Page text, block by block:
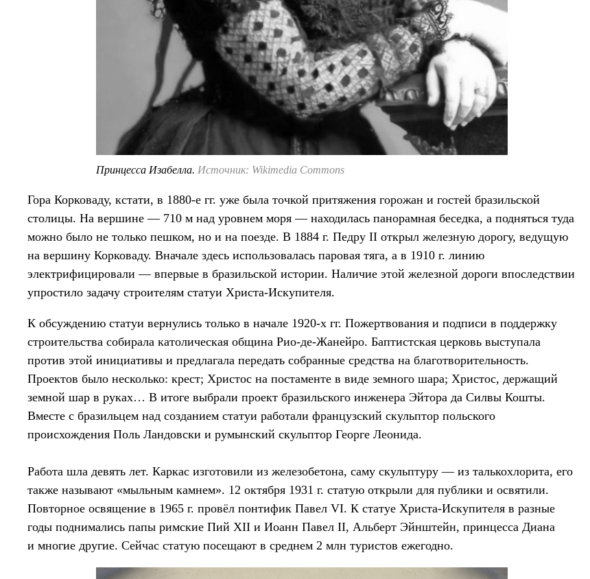
Принцесса Изабелла. Источник: Wikimedia Commons
Гора Корковаду, кстати, в 1880-е гг. уже была точкой притяжения горожан и гостей бразильской
столицы. На вершине — 710 м над уровнем моря — находилась панорамная беседка, а подняться туда
можно было не только пешком, но и на поезде. В 1884 г. Педру II открыл железную дорогу, ведущую
на вершину Корковаду. Вначале здесь использовалась паровая тяга, а в 1910 г. линию
электрифицировали — впервые в бразильской истории. Наличие этой железной дороги впоследствии
упростило задачу строителям статуи Христа-Искупителя.
К обсуждению статуи вернулись только в начале 1920-х гг. Пожертвования и подписи в поддержку
строительства собирала католическая община Рио-де-Жанейро. Баптистская церковь выступала
против этой инициативы и предлагала передать собранные средства на благотворительность.
Проектов было несколько: крест; Христос на постаменте в виде земного шара; Христос, держащий
земной шар в руках… В итоге выбрали проект бразильского инженера Эйтора да Силвы Кошты.
Вместе с бразильцем над созданием статуи работали французский скульптор польского
происхождения Поль Ландовски и румынский скульптор Георге Леонида.
Работа шла девять лет. Каркас изготовили из железобетона, саму скульптуру — из талькохлорита, его
также называют «мыльным камнем». 12 октября 1931 г. статую открыли для публики и освятили.
Повторное освящение в 1965 г. провёл понтифик Павел VI. К статуе Христа-Искупителя в разные
годы поднимались папы римские Пий XII и Иоанн Павел II, Альберт Эйнштейн, принцесса Диана
и многие другие. Сейчас статую посещают в среднем 2 млн туристов ежегодно.